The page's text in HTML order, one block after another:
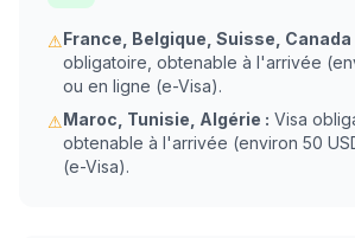
⚠France, Belgique, Suisse, Canada
obligatoire, obtenable à l'arrivée
ou en ligne (e-Visa).
⚠Maroc, Tunisie, Algérie : Visa
obtenable à l'arrivée (environ 50
(e-Visa).